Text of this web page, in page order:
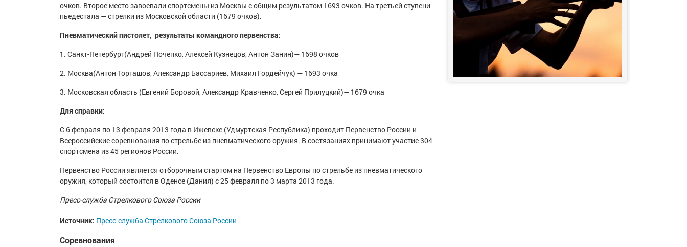
очков. Второе место завоевали спортсмены из Москвы с общим результатом 1693 очков. На третьей ступени
пьедестала — стрелки из Московской области (1679 очков).
Пневматический пистолет, результаты командного первенства:
1. Санкт-Петербург(Андрей Почепко,Алексей Кузнецов,Антон Занин)— 1698 очков
2. Москва(Антон Торгашов,Александр Бассариев, Михаил Гордейчук) — 1693 очка
3. Московская область (Евгений Боровой, Александр Кравченко, Сергей Прилуцкий)— 1679 очка
Для справки:
С 6 февраля по 13 февраля 2013 года в Ижевске (Удмуртская Республика) проходит Первенство России и
Всероссийские соревнования по стрельбе из пневматического оружия. В состязаниях принимают участие 304
спортсмена из 45 регионов России.
Первенство России является отборочным стартом на Первенство Европы по стрельбе из пневматического
оружия, который состоится в Оденсе (Дания) с 25 февраля по 3 марта 2013 года.
Пресс-служба Стрелкового Союза России
Источник: Пресс-служба Стрелкового Союза России
Соревнования